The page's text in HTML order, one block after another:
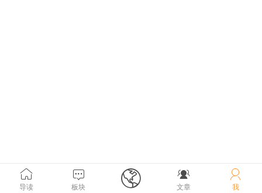

导读

板块  
文章

我